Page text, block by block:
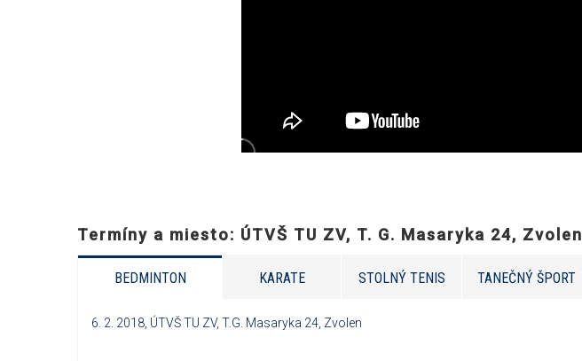
Termíny a miesto: ÚTVŠ TU ZV, T. G. Masaryka 24, Zvolen
BEDMINTON KARATE STOLNÝ TENIS TANEČNÝ ŠPORT
6. 2. 2018, ÚTVŠ TU ZV, T.G. Masaryka 24, Zvolen